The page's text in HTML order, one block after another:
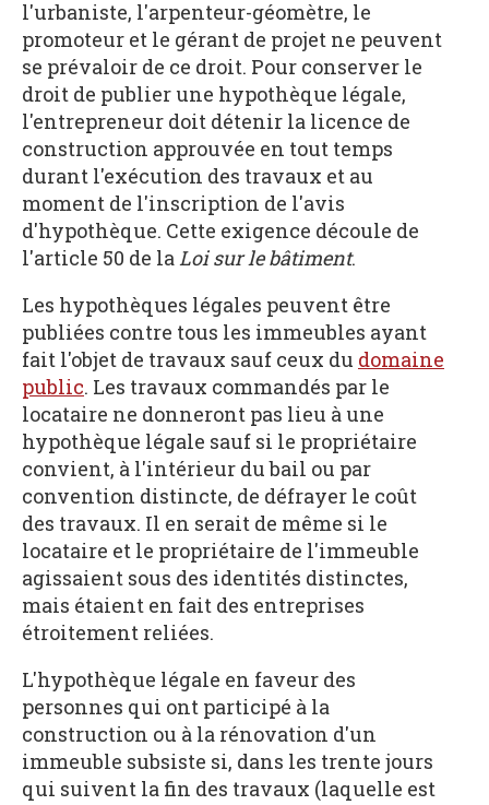
l'urbaniste, l'arpenteur-géomètre, le
promoteur et le gérant de projet ne peuvent
se prévaloir de ce droit. Pour conserver le
droit de publier une hypothèque légale,
l'entrepreneur doit détenir la licence de
construction approuvée en tout temps
durant l'exécution des travaux et au
moment de l'inscription de l'avis
d'hypothèque. Cette exigence découle de
l'article 50 de laLoi sur le bâtiment.
Les hypothèques légales peuvent être
publiées contre tous les immeubles ayant
fait l'objet de travaux sauf ceux du domaine
public. Les travaux commandés par le
locataire ne donneront pas lieu à une
hypothèque légale sauf si le propriétaire
convient, à l'intérieur du bail ou par
convention distincte, de défrayer le coût
des travaux. Il en serait de même si le
locataire et le propriétaire de l'immeuble
agissaient sous des identités distinctes,
mais étaient en fait des entreprises
étroitement reliées.
L'hypothèque légale en faveur des
personnes qui ont participé à la
construction ou à la rénovation d'un
immeuble subsiste si, dans les trente jours
qui suivent la fin des travaux (laquelle est